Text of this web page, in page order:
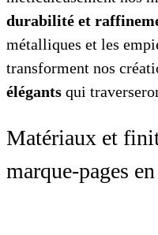
durabilité et
métalliques et les
transforment nos
élégants qui
Matériaux et
marque‑pages